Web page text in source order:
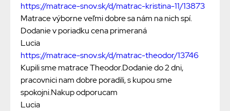
https://matrace-snov.sk/d/matrac-kristina-11/13873
Matrace výborne veľmi dobre sa nám na nich spí.
Dodanie v poriadku cena primeraná
Lucia
https://matrace-snov.sk/d/matrac-theodor/13746
Kupili sme matrace Theodor.Dodanie do 2 dni,
pracovnici nam dobre poradili, s kupou sme
spokojni.Nakup odporucam
Lucia